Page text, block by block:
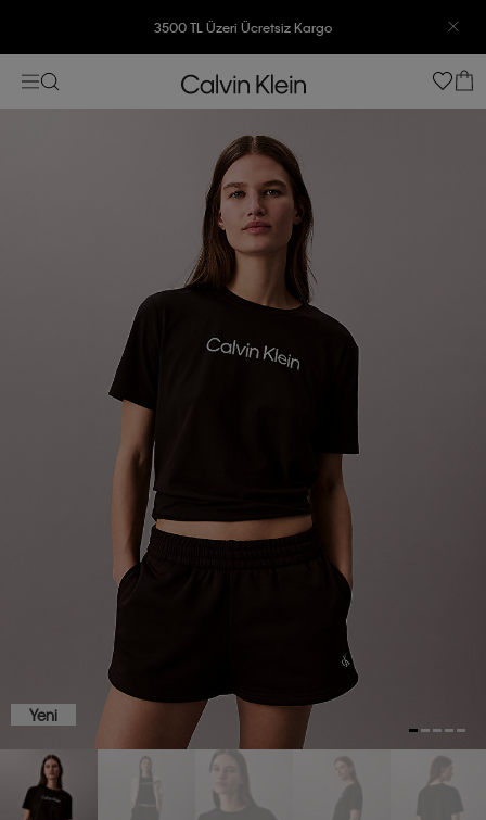
3500 TL Üzeri Ücretsiz Kargo
7500 TL Ve Üzeri Alışverişlerinizde 6 Taksit İmkanı
Yeni